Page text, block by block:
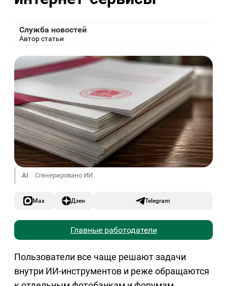
Служба новостей
Автор статьи
AI Сгенерировано ИИ
Max Дзен Telegram
Главные работодатели
Пользователи все чаще решают задачи
внутри ИИ-инструментов и реже обращаются